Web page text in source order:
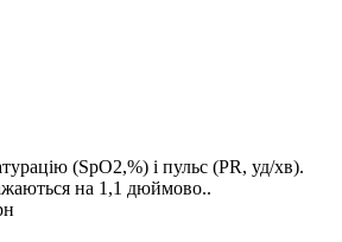
(SpO2,%) і пульс (PR, уд/хв).
на 1,1 дюймово..